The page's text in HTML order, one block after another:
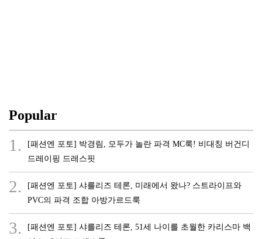
Popular
1.
[패션엔 포토] 박경림, 모두가 놀란 파격 MC룩! 비대칭 버건디
드레이핑 드레스핏
2.
[패션엔 포토] 샤를리즈 테론, 미래에서 왔나? 스트라이프와
PVC의 파격 조합 아방가르드룩
3.
[패션엔 포토] 샤를리즈 테론, 51세 나이를 초월한 카리스마 백